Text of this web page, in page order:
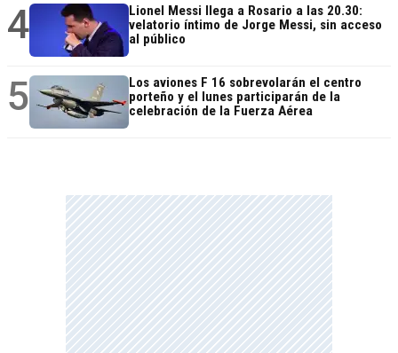
4
Lionel Messi llega a Rosario a las 20.30:
velatorio íntimo de Jorge Messi, sin acceso
al público
5
Los aviones F 16 sobrevolarán el centro
porteño y el lunes participarán de la
celebración de la Fuerza Aérea